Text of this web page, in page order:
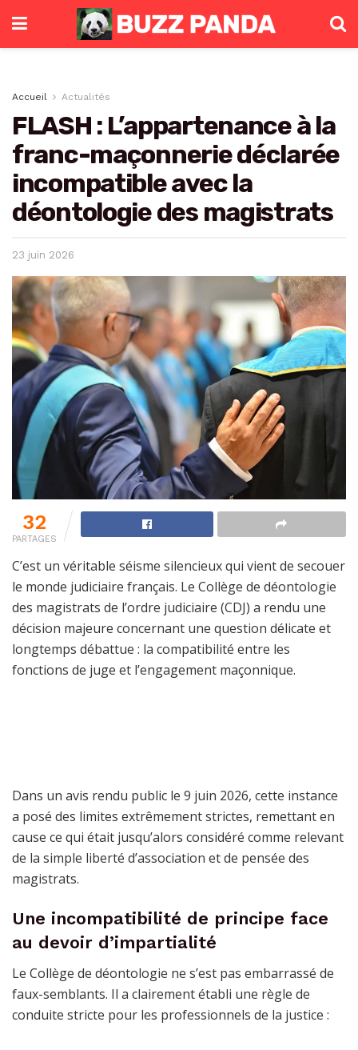
Accueil Actualités
FLASH : L’appartenance à la
franc-maçonnerie déclarée
incompatible avec la
déontologie des magistrats
23 juin 2026
32
PARTAGES
C’est un véritable séisme silencieux qui vient de secouer
le monde judiciaire français. Le Collège de déontologie
des magistrats de l’ordre judiciaire (CDJ) a rendu une
décision majeure concernant une question délicate et
longtemps débattue : la compatibilité entre les
fonctions de juge et l’engagement maçonnique.
Dans un avis rendu public le 9 juin 2026, cette instance
a posé des limites extrêmement strictes, remettant en
cause ce qui était jusqu’alors considéré comme relevant
de la simple liberté d’association et de pensée des
magistrats.
Une incompatibilité de principe face
au devoir d’impartialité
Le Collège de déontologie ne s’est pas embarrassé de
faux-semblants. Il a clairement établi une règle de
conduite stricte pour les professionnels de la justice :